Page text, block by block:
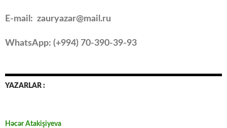
E-mail: zauryazar@mail.ru
WhatsApp: (+994) 70-390-39-93
YAZARLAR :
Həcər Atakişiyeva